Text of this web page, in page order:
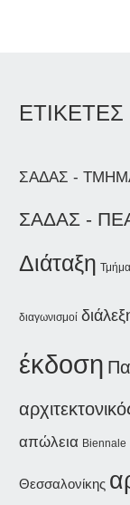
ΕΤΙΚΕΤΕΣ
ΣΑΔΑΣ -
ΣΑΔΑΣ -
Διάταξη Τμήμα
διαγωνισμοί
έκδοση
απώλεια Biennale
Θεσσαλονίκης